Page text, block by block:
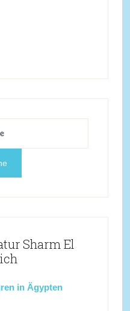
Sharm El
in Ägypten